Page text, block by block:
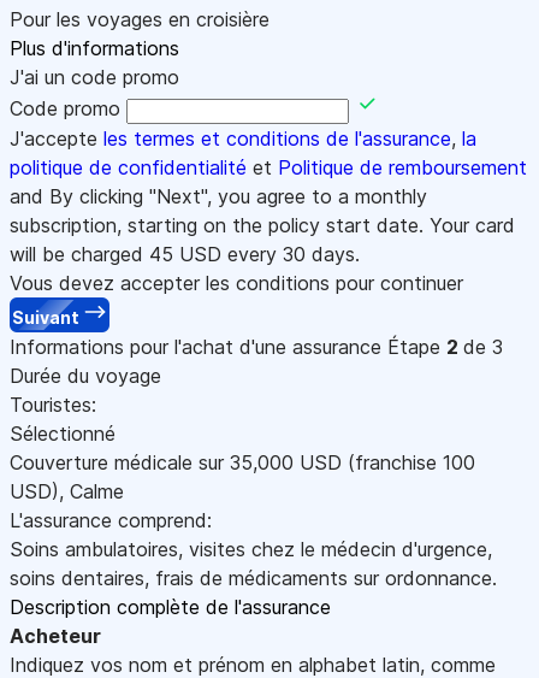
Pour les voyages en croisière
Plus d'informations
J'ai un code promo
Code promo
J'accepte les termes et conditions de l'assurance, la
politique de confidentialité et Politique de remboursement
and By clicking "Next", you agree to a monthly
subscription, starting on the policy start date. Your card
will be charged 45 USD every 30 days.
Vous devez accepter les conditions pour continuer
Suivant
Informations pour l'achat d'une assurance Étape 2 de 3
Durée du voyage
Touristes:
Sélectionné
Couverture médicale sur 35,000 USD (franchise 100
USD), Calme
L'assurance comprend:
Soins ambulatoires, visites chez le médecin d'urgence,
soins dentaires, frais de médicaments sur ordonnance.
Description complète de l'assurance
Acheteur
Indiquez vos nom et prénom en alphabet latin, comme